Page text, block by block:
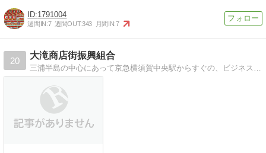
1791004
週間IN:7 週間OUT:343 月間IN:7
20
大滝商店街振興組合